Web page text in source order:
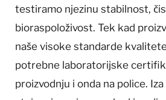
testiramo njezinu stabilnost,
bioraspoloživost. Tek kad
naše visoke standarde
potrebne laboratorijske
proizvodnju i onda na police.